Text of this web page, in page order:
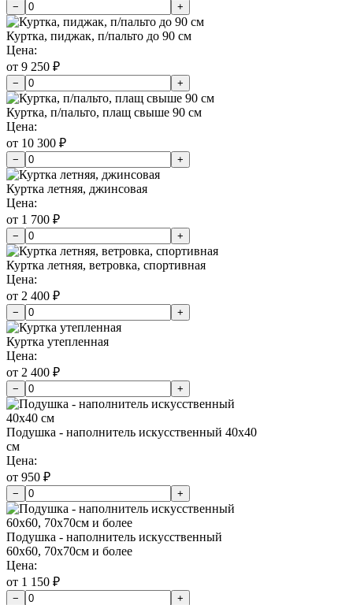
− +
Куртка, пиджак, п/пальто до 90 см
Цена:
от 9 250 ₽
− +
Куртка, п/пальто, плащ свыше 90 см
Цена:
от 10 300 ₽
− +
Куртка летняя, джинсовая
Цена:
от 1 700 ₽
− +
Куртка летняя, ветровка, спортивная
Цена:
от 2 400 ₽
− +
Куртка утепленная
Цена:
от 2 400 ₽
− +
Подушка - наполнитель искусственный 40х40
см
Цена:
от 950 ₽
− +
Подушка - наполнитель искусственный
60х60, 70х70см и более
Цена:
от 1 150 ₽
− +